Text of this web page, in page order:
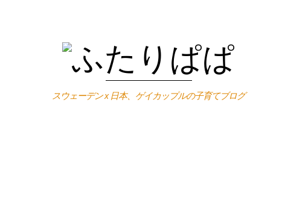
スウェーデン x 日本、ゲイカップルの子育てブログ